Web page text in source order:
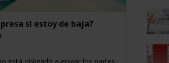
si estoy de baja?